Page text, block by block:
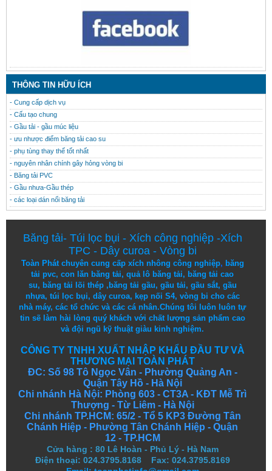
THÔNG TIN HỮU ÍCH
- Cung cấp dịch vụ
- Cấu tạo chung
- Gầu tải - gầu múc liệu
- ưu nhược điểm băng tải cao su
- phụ tùng thay thế tốt nhất
- nguyên nhân chính gây hỏng vòng bi
- Băng tải PVC
- Gầu nhưa-Gầu thép
- các loại dán nối băng tải
Băng tải- Túi lọc bụi - Xích công nghiệp-Xích
TPC - Dây curoa- Vòng bi
Toàn Phát chuyên cung cấp xích nhông công nghiệp, băng
tải pvc,con lăn băng tải,quả lô băng tải, băng tải cao
su, băng tải lõi thép, băng tải gầu, gầu tải, gầu sắt, gầu
nhựa, túi lọc bụi, dây curoa, kẹp nối S4, vòng bi cho các
nhà máy, các tổ chức và các cá nhân.Chúng tôi luôn luôn tự
tin sẽ làm hài lòng quý khách với chất lượng sảnphẩm cao
vàđội ngũ kỹ thuậtgiàu kinh nghiệm.
CÔNG TY TNHH XUẤT NHẬP KHẨU ĐẦU TƯ VÀ
THƯƠNG MẠI TOÀN PHÁT
ĐC: Số 98 Tô Ngọc Vân - Phường Quảng An -
Quận Tây Hồ - Hà Nội
Chi nhánh Hà Nội: Phòng 603 - CT3A - KĐT Mễ Trì
Thượng - Từ Liêm - Hà Nội
Chi nhánh TP.HCM: 65/2 - Tổ 5 KP3 Đường Tân
Chánh Hiệp - Phường Tân Chánh Hiệp - Quận
12 - TP.HCM
Cửa hàng : 80 Lê Hoàn - Phủ Lý - Hà Nam
Điện thoại: 024.3795.8168 Fax: 024.3795.8169